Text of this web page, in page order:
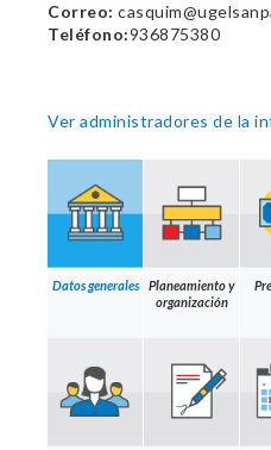
Correo:
Teléfono:936875380
Ver administradores de la
Datos generales
Planeamiento y
organización